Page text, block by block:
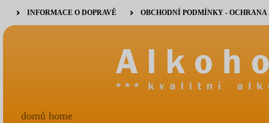
INFORMACE O DOPRAVĚ OBCHODNÍ PODMÍNKY -
domů home